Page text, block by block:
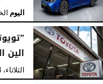
اليوم
الين
الثلاثاء، 4 أغسطس 2026